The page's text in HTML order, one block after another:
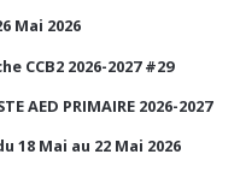
Mai 2026
CCB2 2026-2027 #29
AED PRIMAIRE 2026-2027
18 Mai au 22 Mai 2026